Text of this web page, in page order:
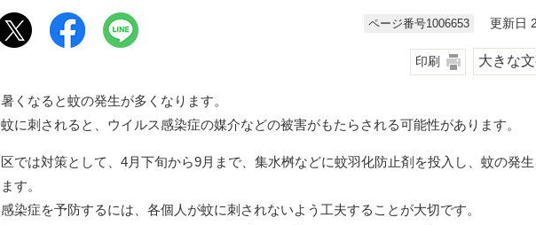
ページ番号1006653 更新日
印刷 大きな
暑くなると蚊の発生が多くなります。
蚊に刺されると、ウイルス感染症の媒介などの被害がもたらされる可能性があります。
区では対策として、4月下旬から9月まで、集水桝などに蚊羽化防止剤を投入し、蚊の発
ます。
感染症を予防するには、各個人が蚊に刺されないよう工夫することが大切です。